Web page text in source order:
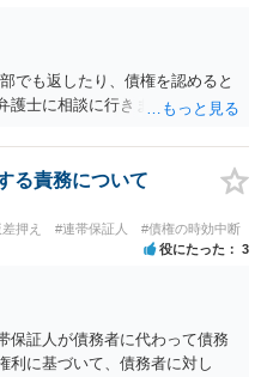
でも返したり、債権を認めると
護士に相談に行きましょう。
る責務について
押え #連帯保証人 #債権の時効中断
役にたった 3
保証人が債務者に代わって債務
利に基づいて、債務者に対し